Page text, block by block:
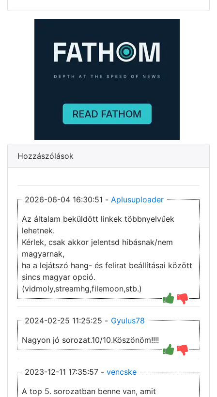
Hozzászólások
2026-06-04 16:30:51 - Aplusuploader
Az általam beküldött linkek többnyelvűek
lehetnek.
Kérlek, csak akkor jelentsd hibásnak/nem
magyarnak,
ha a lejátszó hang- és felirat beállításai között
sincs magyar opció.
(vidmoly,streamhg,filemoon,stb.)
2024-02-25 11:25:25 - Gyulus78
Nagyon jó sorozat.10/10.Köszönöm!!!!
2023-12-11 17:35:57 - vencske
A top 5. sorozatban benne van, amit